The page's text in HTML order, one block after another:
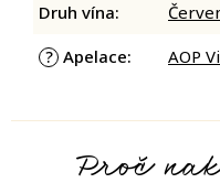
Proč
Druh vína:
? Apelace: AOP